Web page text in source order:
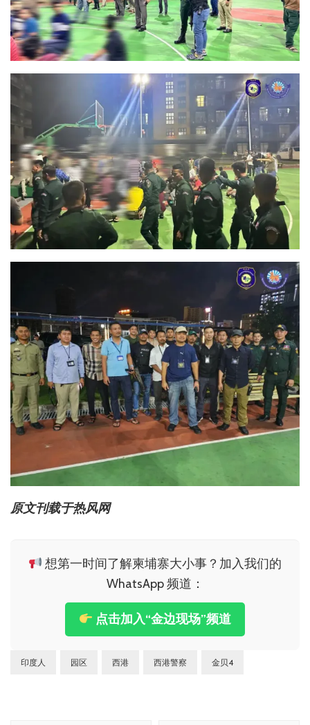
原文刊载于热风网
想第一时间了解柬埔寨大小事？加入我们的
WhatsApp 频道：
点击加入“金边现场”频道
印度人 园区 西港 西港警察 金贝4